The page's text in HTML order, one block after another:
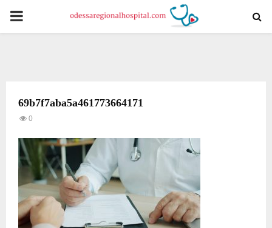
PRIMARY
69b7f7aba5a461773664171
0